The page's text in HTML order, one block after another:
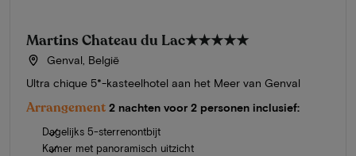
Martins Chateau du Lac★★★★★
Genval, België
Ultra chique 5*-kasteelhotel aan het Meer van Genval
Arrangement 2 nachten voor 2 personen inclusief:
Dagelijks 5-sterrenontbijt
Kamer met panoramisch uitzicht